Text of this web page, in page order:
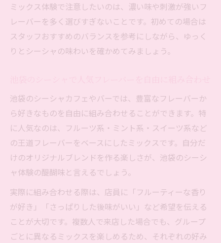
ミックス体験で注意したいのは、濃い味や刺激が強いフ
レーバーを多く選びすぎないことです。初めての場合は
スタッフおすすめのバランスを参考にしながら、ゆっく
りとシーシャの味わいを確かめてみましょう。
池袋のシーシャカフェやバーでは、豊富なフレーバーか
ら好きなものを自由に組み合わせることができます。特
に人気なのは、フルーツ系・ミント系・スイーツ系など
の王道フレーバーをベースにしたミックスです。自分だ
けのオリジナルブレンドを作る楽しさが、池袋のシーシ
ャ体験の醍醐味と言えるでしょう。
実際に組み合わせる際は、店員に「フルーティーな香り
が好き」「さっぱりした後味がいい」など希望を伝える
ことが大切です。複数人で来店した場合でも、グループ
ごとに異なるミックスを楽しめるため、それぞれの好み